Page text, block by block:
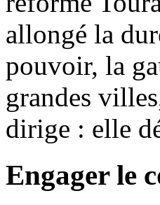
allongé la
pouvoir, la
grandes
dirige : elle
Engager le